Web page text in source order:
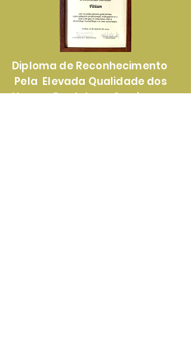
Diploma de Reconhecimento
Pela Elevada Qualidade dos
Nossos Produtos e Serviços